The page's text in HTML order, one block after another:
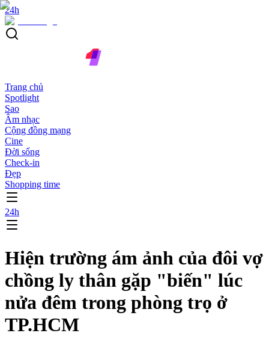
24h
Trang chủ
Spotlight
Sao
Âm nhạc
Cộng đồng mạng
Cine
Đời sống
Check-in
Đẹp
Shopping time
24h
Hiện trường ám ảnh của đôi vợ
chồng ly thân gặp "biến" lúc
nửa đêm trong phòng trọ ở
TP.HCM